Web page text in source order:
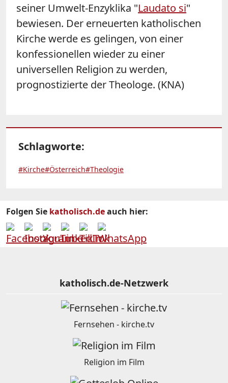
seiner Umwelt-Enzyklika "Laudato si"
bewiesen. Der erneuerten katholischen
Kirche werde es gelingen, von einer
konfessionellen wieder zu einer
universellen Religion zu werden,
prognostizierte der Theologe. (KNA)
Schlagworte:
#Kirche#Österreich#Theologie
Folgen Sie katholisch.deauch hier:
katholisch.de-Netzwerk
Fernsehen - kirche.tv
Religion im Film